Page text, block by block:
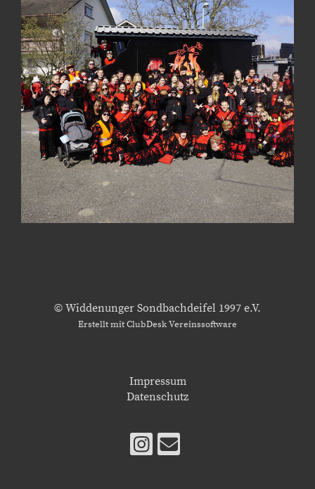
© Widdenunger Sondbachdeifel 1997 e.V.
Erstellt mit ClubDesk Vereinssoftware
Impressum
Datenschutz